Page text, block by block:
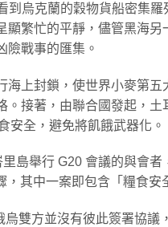
到烏克蘭的穀物貨船密集
顯繁忙的平靜，儘管黑海
險戰事的匯集。
海上封鎖，使世界小麥第
接著，由聯合國發起，土
安全，避免將飢餓武器化。
島舉行 G20 會議的與會者
，其中一案即包含「糧食安
雙方並沒有彼此簽署協